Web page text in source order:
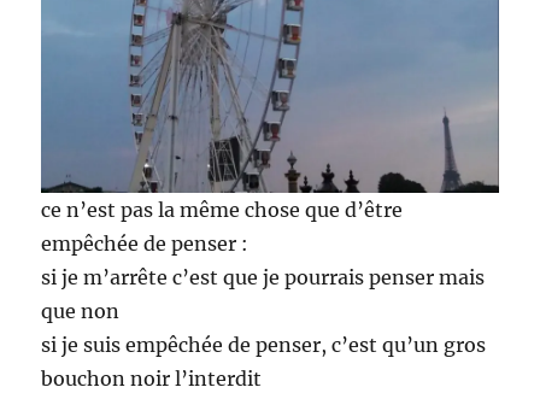
ce n’est pas la même chose que d’être
empêchée de penser :
si je m’arrête c’est que je pourrais penser mais
que non
si je suis empêchée de penser, c’est qu’un gros
bouchon noir l’interdit